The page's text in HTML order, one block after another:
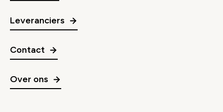
Leveranciers
Contact
Over ons